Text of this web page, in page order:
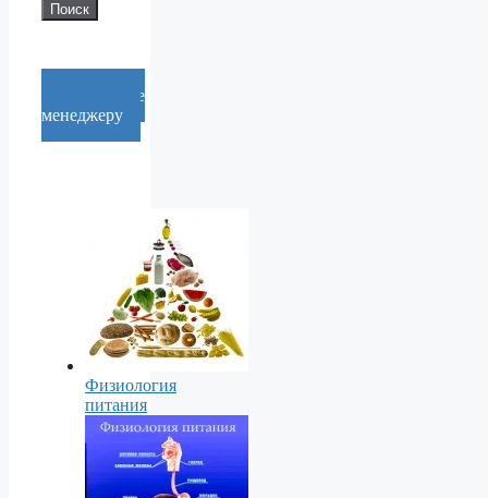
Поиск
Cообщение
менеджеру
Физиология
питания